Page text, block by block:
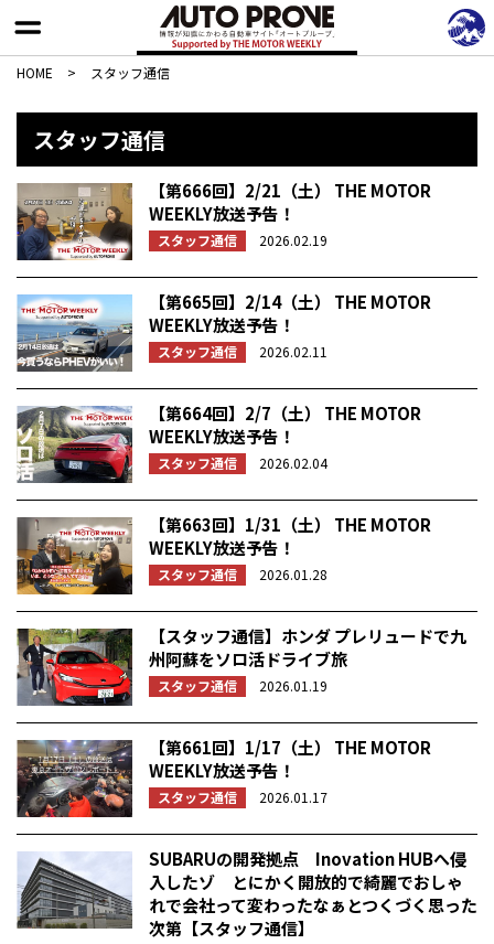
HOME > スタッフ通信
スタッフ通信
【第666回】2/21（土） THE MOTOR
WEEKLY放送予告！
スタッフ通信 2026.02.19
【第665回】2/14（土） THE MOTOR
WEEKLY放送予告！
スタッフ通信 2026.02.11
【第664回】2/7（土） THE MOTOR
WEEKLY放送予告！
スタッフ通信 2026.02.04
【第663回】1/31（土） THE MOTOR
WEEKLY放送予告！
スタッフ通信 2026.01.28
【スタッフ通信】ホンダ プレリュードで九
州阿蘇をソロ活ドライブ旅
スタッフ通信 2026.01.19
【第661回】1/17（土） THE MOTOR
WEEKLY放送予告！
スタッフ通信 2026.01.17
SUBARUの開発拠点 Inovation HUBへ侵
入したゾ とにかく開放的で綺麗でおしゃ
れで会社って変わったなぁとつくづく思った
次第【スタッフ通信】